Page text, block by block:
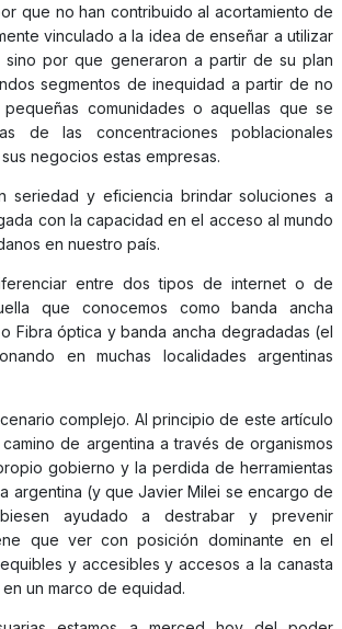
que no han contribuido al acortamiento de
vinculado a la idea de enseñar a utilizar
sino por que generaron a partir de su plan
segmentos de inequidad a partir de no
comunidades o aquellas que se
de las concentraciones poblacionales
negocios estas empresas.
seriedad y eficiencia brindar soluciones a
con la capacidad en el acceso al mundo
en nuestro país.
entre dos tipos de internet o de
que conocemos como banda ancha
Fibra óptica y banda ancha degradadas (el
en muchas localidades argentinas
complejo. Al principio de este artículo
de argentina a través de organismos
gobierno y la perdida de herramientas
argentina (y que Javier Milei se encargo de
ayudado a destrabar y prevenir
que ver con posición dominante en el
y accesibles y accesos a la canasta
un marco de equidad.